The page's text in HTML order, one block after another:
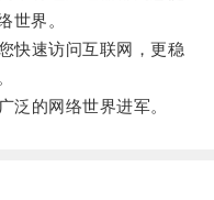
世界。
速访问互联网，更稳
的网络世界进军。